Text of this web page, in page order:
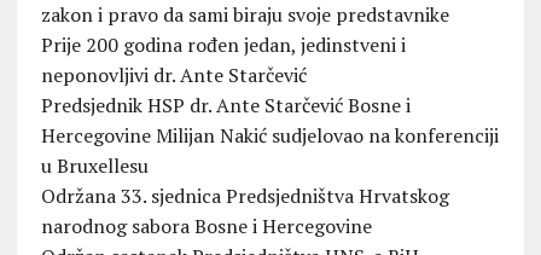
zakon i pravo da sami biraju svoje predstavnike
Prije 200 godina rođen jedan, jedinstveni i
neponovljivi dr. Ante Starčević
Predsjednik HSP dr. Ante Starčević Bosne i
Hercegovine Milijan Nakić sudjelovao na konferenciji
u Bruxellesu
Održana 33. sjednica Predsjedništva Hrvatskog
narodnog sabora Bosne i Hercegovine